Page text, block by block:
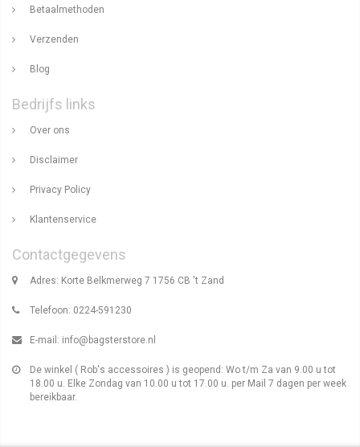
Betaalmethoden
Verzenden
Blog
Bedrijfs links
Over ons
Disclaimer
Privacy Policy
Klantenservice
Contactgegevens
Adres: Korte Belkmerweg 7 1756 CB 't Zand
Telefoon: 0224-591230
E-mail: info@bagsterstore.nl
De winkel ( Rob's accessoires ) is geopend: Wo t/m Za van 9.00 u tot
18.00 u. Elke Zondag van 10.00 u tot 17.00 u. per Mail 7 dagen per week
bereikbaar.